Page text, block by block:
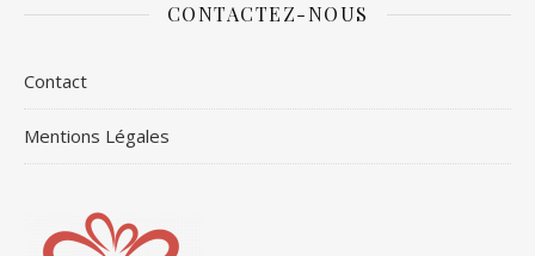
CONTACTEZ-NOUS
Contact
Mentions Légales